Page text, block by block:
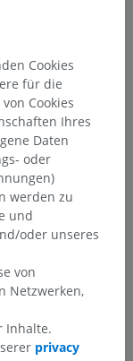
Cookies
für die
Cookies
Ihres
Daten
oder
werden zu
und
oder unseres
von
Netzwerken,
Inhalte.
privacy